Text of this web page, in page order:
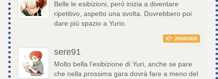
Belle le esibizioni, però inizia a diventare
ripetitivo, aspetto una svolta. Dovrebbero poi
dare più spazio a Yurio.
20/04/2020
sere91
Molto bella l'esibizione di Yuri, anche se pare
che nella prossima gara dovrà fare a meno del